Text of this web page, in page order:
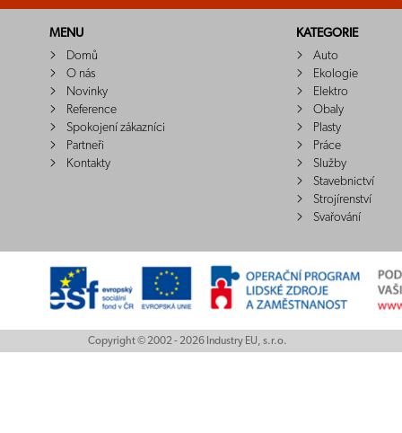
MENU
Domů
O nás
Novinky
Reference
Spokojení zákazníci
Partneři
Kontakty
KATEGORIE
Auto
Ekologie
Elektro
Obaly
Plasty
Práce
Služby
Stavebnictví
Strojírenství
Svařování
Copyright © 2002 - 2026 Industry EU, s.r.o.